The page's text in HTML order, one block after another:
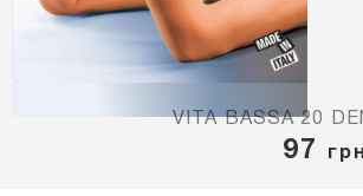
VITA BASSA 20
97